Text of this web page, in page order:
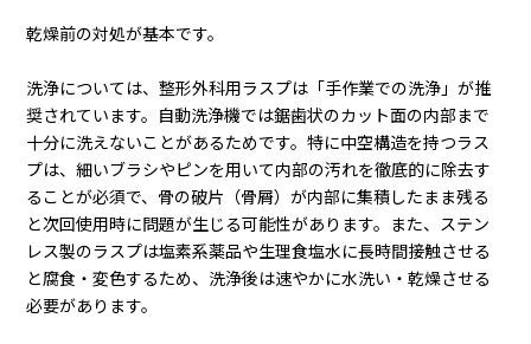
乾燥前の対処が基本です。
洗浄については、整形外科用ラスプは「手作業での洗浄」が推
奨されています。自動洗浄機では鋸歯状のカット面の内部まで
十分に洗えないことがあるためです。特に中空構造を持つラス
プは、細いブラシやピンを用いて内部の汚れを徹底的に除去す
ることが必須で、骨の破片（骨屑）が内部に集積したまま残る
と次回使用時に問題が生じる可能性があります。また、ステン
レス製のラスプは塩素系薬品や生理食塩水に長時間接触させる
と腐食・変色するため、洗浄後は速やかに水洗い・乾燥させる
必要があります。